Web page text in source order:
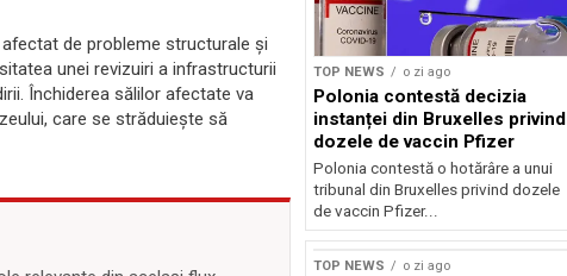
de probleme structurale și
unei revizuiri a infrastructurii
Închiderea sălilor afectate va
care se străduiește să
TOP NEWS o zi ago
Polonia contestă decizia
instanței din Bruxelles privind
dozele de vaccin Pfizer
Polonia contestă o hotărâre a unui
tribunal din Bruxelles privind dozele
de vaccin Pfizer...
TOP NEWS o zi ago